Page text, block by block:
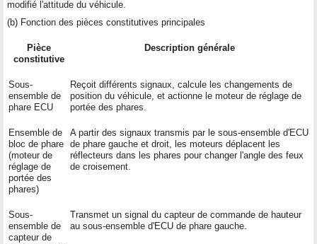
modifié l'attitude du véhicule.
(b) Fonction des pièces constitutives principales
Pièce
constitutive
Description générale
Sous-
ensemble de
phare ECU
Reçoit différents signaux, calcule les changements de
position du véhicule, et actionne le moteur de réglage de
portée des phares.
Ensemble de
bloc de phare
(moteur de
réglage de
portée des
phares)
A partir des signaux transmis par le sous-ensemble d'ECU
de phare gauche et droit, les moteurs déplacent les
réflecteurs dans les phares pour changer l'angle des feux
de croisement.
Sous-
ensemble de
capteur de
Transmet un signal du capteur de commande de hauteur
au sous-ensemble d'ECU de phare gauche.